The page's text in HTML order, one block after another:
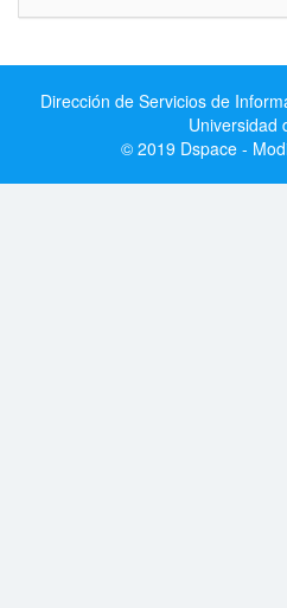
Dirección de Servicios de
Universidad
© 2019 Dspace -